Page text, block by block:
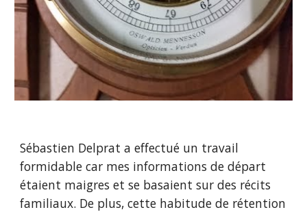
Sébastien Delprat a effectué un travail
formidable car mes informations de départ
étaient maigres et se basaient sur des récits
familiaux. De plus, cette habitude de rétention